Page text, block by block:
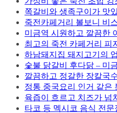
쪽갈비와 생족구이가 맛
죽전카페거리 볼보니 비
미금역 시원하고 깔끔한
최고의 죽전 카페거리 피
하남돼지집 돼지고기의
숯불 닭갈비 후다닭 – 미
깔끔하고 정갈한 장칼국
정통 중국요리 인거 같은
육즙이 흐르고 치즈가 넘
타코 등 멕시코 음식 전